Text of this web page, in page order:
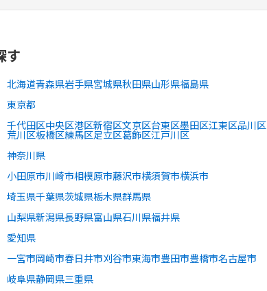
す
北海道青森県岩手県宮城県秋田県山形県福島県
東京都
千代田区中央区港区新宿区文京区台東区墨田区江東区品川区
荒川区板橋区練馬区足立区葛飾区江戸川区
神奈川県
小田原市川崎市相模原市藤沢市横須賀市横浜市
埼玉県千葉県茨城県栃木県群馬県
山梨県新潟県長野県富山県石川県福井県
愛知県
一宮市岡崎市春日井市刈谷市東海市豊田市豊橋市名古屋市
岐阜県静岡県三重県